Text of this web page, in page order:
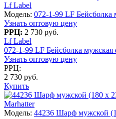
Lf Label
Модель: 072-1-99 LF Бейсболка
Узнать оптовую цену
РРЦ: 2 730 руб.
Lf Label
072-1-99 LF Бейсболка мужская
Узнать оптовую цену
РРЦ:
2 730 руб.
Купить
Marhatter
Модель: 44236 Шарф мужской